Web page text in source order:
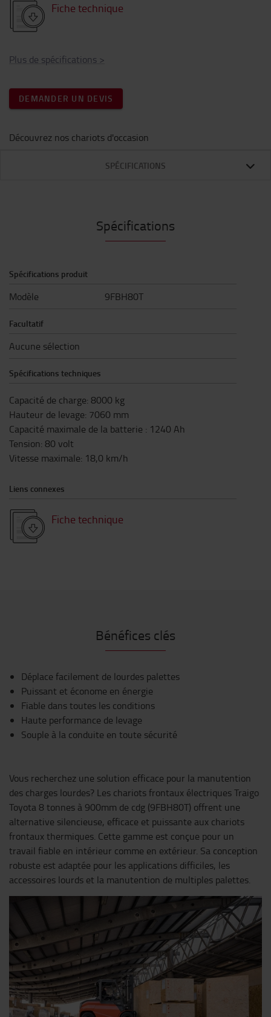
Fiche technique
Plus de spécifications >
DEMANDER UN DEVIS
Découvrez nos chariots d'occasion
SPÉCIFICATIONS
Spécifications
Spécifications produit
Modèle 9FBH80T
Facultatif
Aucune sélection
Spécifications techniques
Capacité de charge: 8000 kg
Hauteur de levage: 7060 mm
Capacité maximale de la batterie : 1240 Ah
Tension: 80 volt
Vitesse maximale: 18,0 km/h
Liens connexes
Fiche technique
Bénéfices clés
Déplace facilement de lourdes palettes
Puissant et économe en énergie
Fiable dans toutes les conditions
Haute performance de levage
Souple à la conduite en toute sécurité
Vous recherchez une solution efficace pour la manutention
des charges lourdes? Les chariots frontaux électriques Traigo
Toyota 8 tonnes à 900mm de cdg (9FBH80T) offrent une
alternative silencieuse, efficace et puissante aux chariots
frontaux thermiques. Cette gamme est conçue pour un
travail fiable en intérieur comme en extérieur. Sa conception
robuste est adaptée pour les applications difficiles, les
accessoires lourds et la manutention de multiples palettes.